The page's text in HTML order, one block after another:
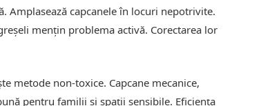
Amplasează capcanele în locuri nepotrivite.
mențin problema activă. Corectarea lor
metode non-toxice. Capcane mecanice,
pentru familii și spații sensibile. Eficiența